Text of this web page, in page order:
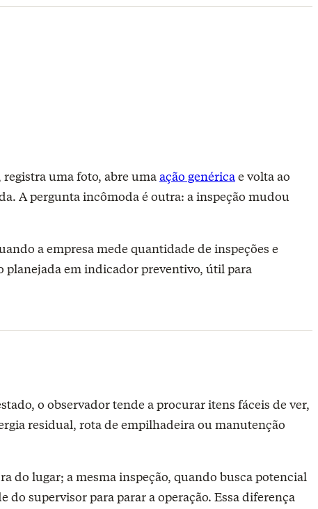
uma foto, abre umaação genéricae volta ao
A pergunta incômoda é outra: a inspeção mudou
a empresa mede quantidade de inspeções e
planejada em indicador preventivo, útil para
o observador tende a procurar itens fáceis de ver,
residual, rota de empilhadeira ou manutenção
do lugar; a mesma inspeção, quando busca potencial
supervisor para parar a operação. Essa diferença